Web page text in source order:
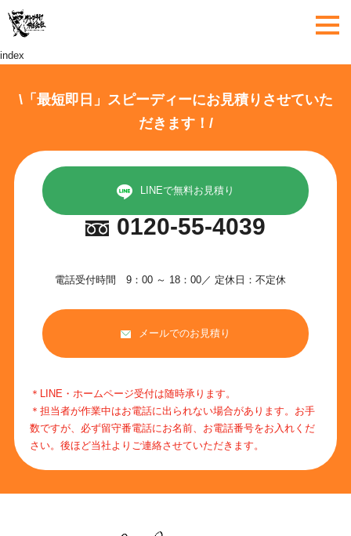
index
\「最短即日」スピーディーにお見積りさせていた
だきます！/
LINEで無料お見積り
0120-55-4039
電話受付時間 9：00 ～ 18：00／ 定休日：不定休
メールでのお見積り
＊LINE・ホームページ受付は随時承ります。
＊担当者が作業中はお電話に出られない場合があります。お手
数ですが、必ず留守番電話にお名前、お電話番号をお入れくだ
さい。後ほど当社よりご連絡させていただきます。